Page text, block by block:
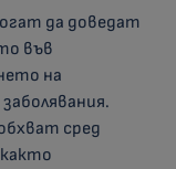
да доведат
във
на
сред